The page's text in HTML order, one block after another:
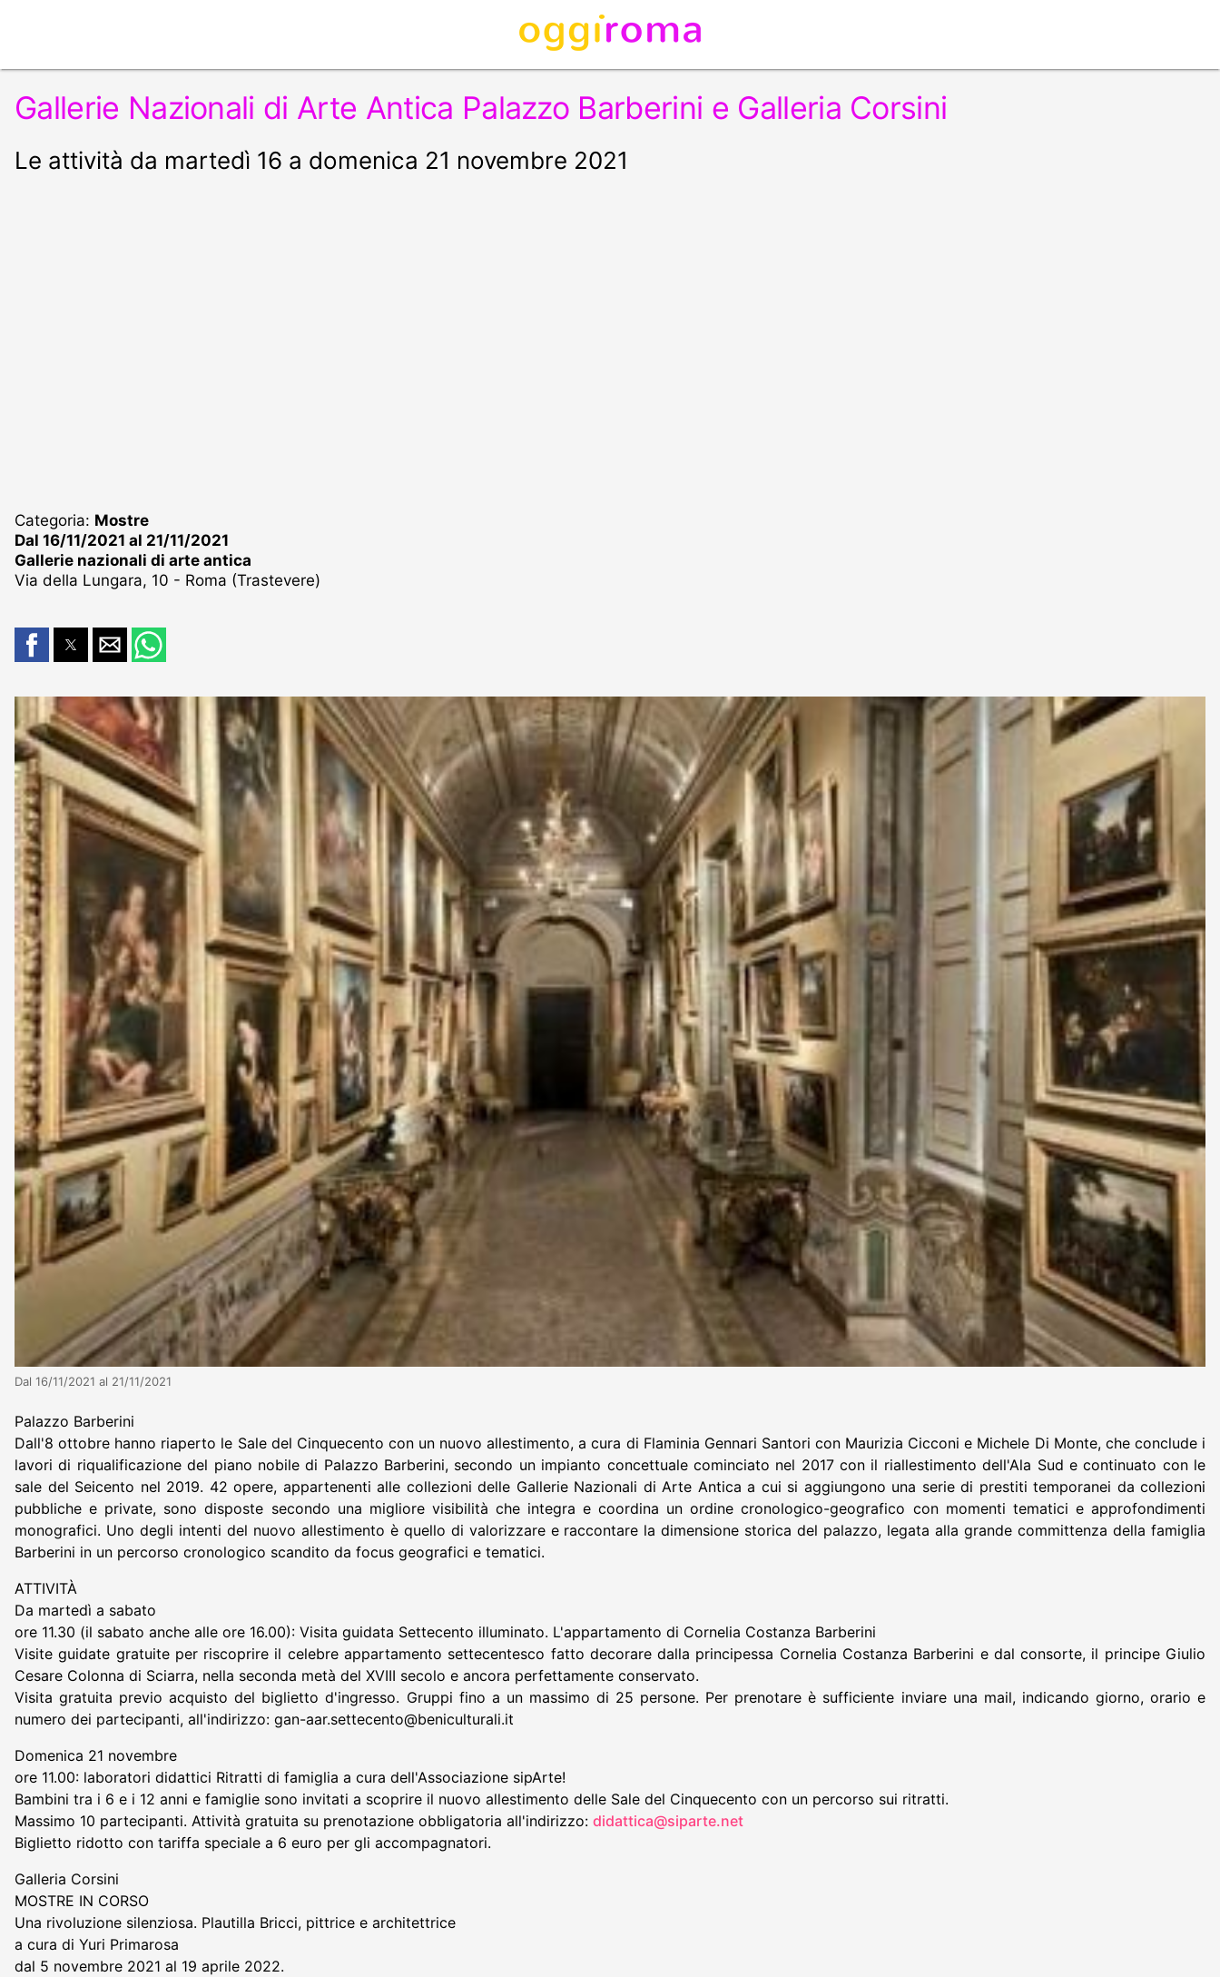
Gallerie Nazionali di Arte Antica Palazzo Barberini e Galleria Corsini
Le attività da martedì 16 a domenica 21 novembre 2021
Categoria: Mostre
Dal 16/11/2021 al 21/11/2021
Gallerie nazionali di arte antica
Via della Lungara, 10 - Roma (Trastevere)
Dal 16/11/2021 al 21/11/2021
Palazzo Barberini
Dall'8 ottobre hanno riaperto le Sale del Cinquecento con un nuovo allestimento, a cura di Flaminia Gennari Santori con Maurizia Cicconi e Michele Di Monte, che conclude i
lavori di riqualificazione del piano nobile di Palazzo Barberini, secondo un impianto concettuale cominciato nel 2017 con il riallestimento dell'Ala Sud e continuato con le
sale del Seicento nel 2019. 42 opere, appartenenti alle collezioni delle Gallerie Nazionali di Arte Antica a cui si aggiungono una serie di prestiti temporanei da collezioni
pubbliche e private, sono disposte secondo una migliore visibilità che integra e coordina un ordine cronologico-geografico con momenti tematici e approfondimenti
monografici. Uno degli intenti del nuovo allestimento è quello di valorizzare e raccontare la dimensione storica del palazzo, legata alla grande committenza della famiglia
Barberini in un percorso cronologico scandito da focus geografici e tematici.
ATTIVITÀ
Da martedì a sabato
ore 11.30 (il sabato anche alle ore 16.00): Visita guidata Settecento illuminato. L'appartamento di Cornelia Costanza Barberini
Visite guidate gratuite per riscoprire il celebre appartamento settecentesco fatto decorare dalla principessa Cornelia Costanza Barberini e dal consorte, il principe Giulio
Cesare Colonna di Sciarra, nella seconda metà del XVIII secolo e ancora perfettamente conservato.
Visita gratuita previo acquisto del biglietto d'ingresso. Gruppi fino a un massimo di 25 persone. Per prenotare è sufficiente inviare una mail, indicando giorno, orario e
numero dei partecipanti, all'indirizzo: gan-aar.settecento@beniculturali.it
Domenica 21 novembre
ore 11.00: laboratori didattici Ritratti di famiglia a cura dell'Associazione sipArte!
Bambini tra i 6 e i 12 anni e famiglie sono invitati a scoprire il nuovo allestimento delle Sale del Cinquecento con un percorso sui ritratti.
Massimo 10 partecipanti. Attività gratuita su prenotazione obbligatoria all'indirizzo: didattica@siparte.net
Biglietto ridotto con tariffa speciale a 6 euro per gli accompagnatori.
Galleria Corsini
MOSTRE IN CORSO
Una rivoluzione silenziosa. Plautilla Bricci, pittrice e architettrice
a cura di Yuri Primarosa
dal 5 novembre 2021 al 19 aprile 2022.